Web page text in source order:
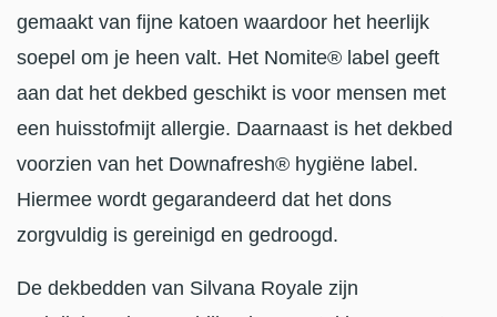
gemaakt van fijne katoen waardoor het heerlijk
soepel om je heen valt. Het Nomite® label geeft
aan dat het dekbed geschikt is voor mensen met
een huisstofmijt allergie. Daarnaast is het dekbed
voorzien van het Downafresh® hygiëne label.
Hiermee wordt gegarandeerd dat het dons
zorgvuldig is gereinigd en gedroogd.
De dekbedden van Silvana Royale zijn